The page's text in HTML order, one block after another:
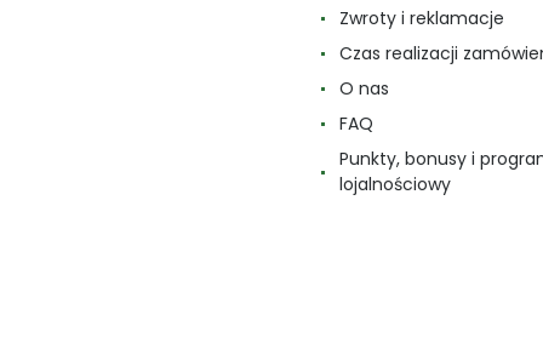
Zwroty i reklamacje
Czas realizacji
O nas
FAQ
Punkty, bonusy i
lojalnościowy